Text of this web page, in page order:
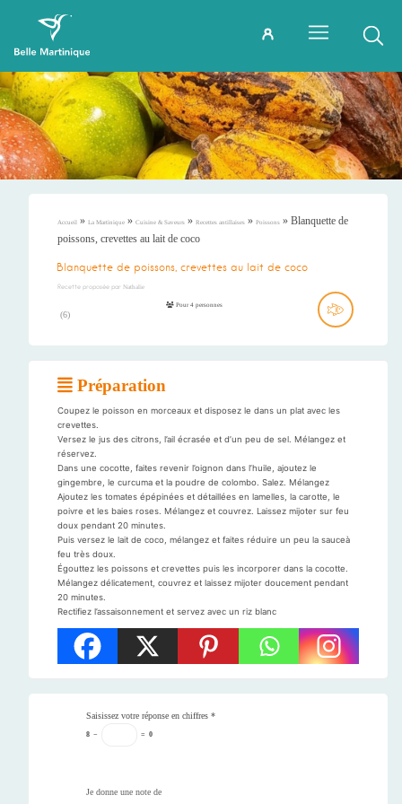
Accueil » La Martinique » Cuisine & Saveurs » Recettes antillaises » Poissons » Blanquette de
poissons, crevettes au lait de coco
Blanquette de poissons, crevettes au lait de coco
Recette proposée par Nathalie
(6)
Pour 4 personnes
Préparation
Coupez le poisson en morceaux et disposez le dans un plat avec les
crevettes.
Versez le jus des citrons, l’ail écrasée et d’un peu de sel. Mélangez et
réservez.
Dans une cocotte, faites revenir l’oignon dans l’huile, ajoutez le
gingembre, le curcuma et la poudre de colombo. Salez. Mélangez
Ajoutez les tomates épépinées et détaillées en lamelles, la carotte, le
poivre et les baies roses. Mélangez et couvrez. Laissez mijoter sur feu
doux pendant 20 minutes.
Puis versez le lait de coco, mélangez et faites réduire un peu la sauceà
feu très doux.
Égouttez les poissons et crevettes puis les incorporer dans la cocotte.
Mélangez délicatement, couvrez et laissez mijoter doucement pendant
20 minutes.
Rectifiez l’assaisonnement et servez avec un riz blanc
Saisissez votre réponse en chiffres *
8 − = 0